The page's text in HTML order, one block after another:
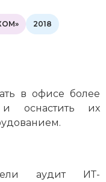
2018
в офисе более
оснастить их
аудит ИТ-